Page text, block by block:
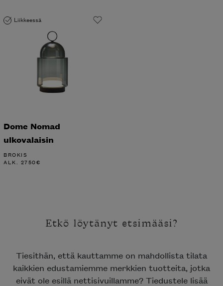
Liikkeessä
Dome Nomad
ulkovalaisin
BROKIS
ALK. 2750€
Etkö löytänyt etsimääsi?
Tiesithän, että kauttamme on mahdollista tilata
kaikkien edustamiemme merkkien tuotteita, jotka
eivät ole esillä nettisivuillamme? Tiedustele lisää